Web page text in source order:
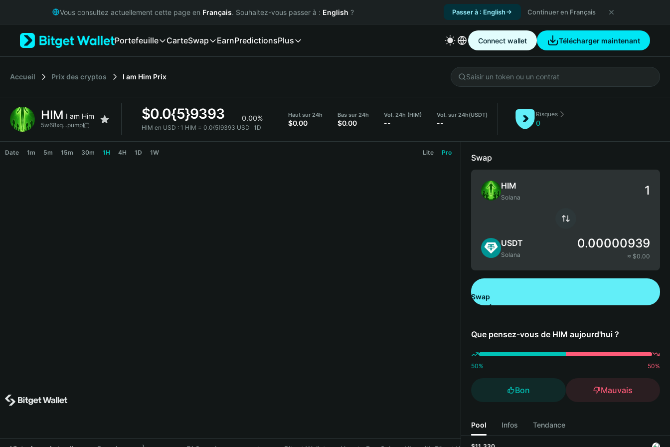
Русский
Italiano
简体中文
繁體中文
Bahasa Indonesia
Vous consultez actuellement cette page en Français. Souhaitez-vous passer à : English ? Passer à : English Continuer en Français
Portefeuille CarteSwap EarnPredictionsPlus Connect wallet Télécharger maintenant
Accueil Prix des cryptos I am Him Prix
HIM I am Him
5w68xq...pump
$0.0{5}9393 0.00%
HIM en USD : 1 HIM = 0.0{5}9393 USD 1D
Haut sur 24h
$0.00
Bas sur 24h
$0.00
Vol. 24h (HIM)
--
Vol. sur 24h(USDT)
--
Risques
0
Date 1m 5m 15m 30m 1H 4H 1D 1W Lite Pro
Swap
HIM
Solana
USDT
Solana
0.00000939
≈ $0.00
Swap
Que pensez-vous de HIM aujourd'hui ?
50% 50%
Bon Mauvais
Pool Infos Tendance